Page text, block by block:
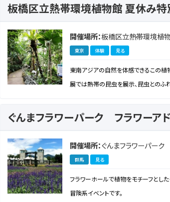
板橋区立熱帯環境植物館 夏休み
開催場所：板橋区立熱帯環境植
東京 体験 見る
東南アジアの自然を体感できるこの植
展では熱帯の昆虫を展示、昆虫とのふ
ぐんまフラワーパーク フラワーア
開催場所：ぐんまフラワーパーク
群馬 見る
フラワーホールで植物をモチーフとし
冒険系イベントです。